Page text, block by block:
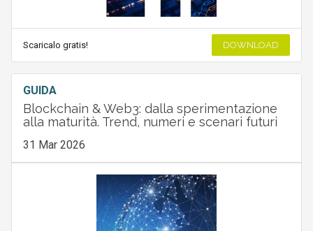
Scaricalo gratis! DOWNLOAD
GUIDA
Blockchain & Web3: dalla sperimentazione
alla maturità. Trend, numeri e scenari futuri
31 Mar 2026